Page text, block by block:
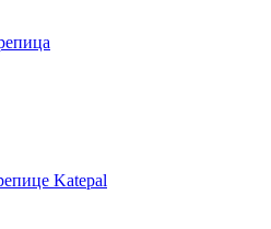
Katepal